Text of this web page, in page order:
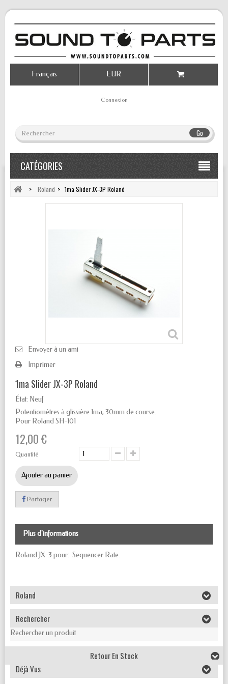
Go
Connexion
EUR
Français
CATÉGORIES
> Roland > 1ma Slider JX-3P Roland
Envoyer à un ami
Imprimer
1ma Slider JX-3P Roland
État: Neuf
Potentiomètres à glissière 1ma, 30mm de course.
Pour Roland SH-101
12,00 €
Quantité
Ajouter au panier
Partager
Plus d'informations
Roland JX-3 pour: Sequencer Rate.
Roland
Rechercher
Rechercher un produit
Retour En Stock
Déjà Vus